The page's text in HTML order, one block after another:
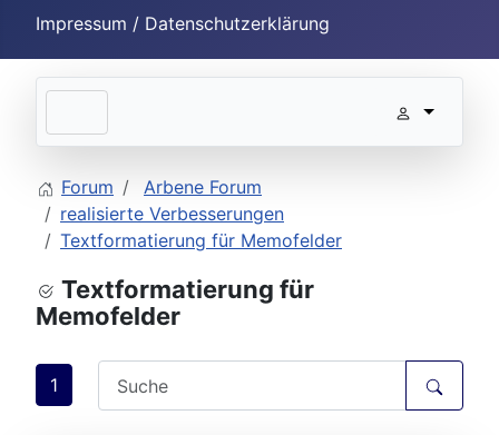
Impressum / Datenschutzerklärung
Forum
Arbene Forum
realisierte Verbesserungen
Textformatierung für Memofelder
Textformatierung für
Memofelder
1